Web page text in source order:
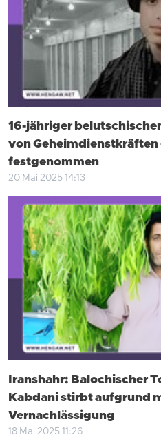
16-jähriger
von
festgenommen
20 Mai 2025 14:13
Iranshahr: Balochischer
Kabdani stirbt aufgrund
Vernachlässigung
18 Mai 2025 11:26